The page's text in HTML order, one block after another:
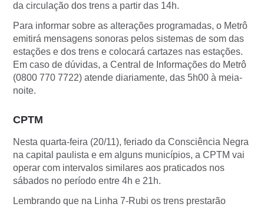
da circulação dos trens a partir das 14h.
Para informar sobre as alterações programadas, o Metrô
emitirá mensagens sonoras pelos sistemas de som das
estações e dos trens e colocará cartazes nas estações.
Em caso de dúvidas, a Central de Informações do Metrô
(0800 770 7722) atende diariamente, das 5h00 à meia-
noite.
CPTM
Nesta quarta-feira (20/11), feriado da Consciência Negra
na capital paulista e em alguns municípios, a CPTM vai
operar com intervalos similares aos praticados nos
sábados no período entre 4h e 21h.
Lembrando que na Linha 7-Rubi os trens prestarão